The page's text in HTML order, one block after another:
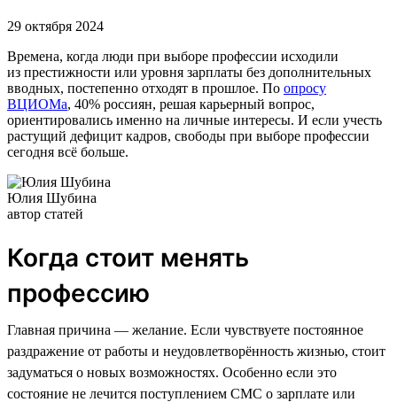
29 октября 2024
Времена, когда люди при выборе профессии исходили
из престижности или уровня зарплаты без дополнительных
вводных, постепенно отходят в прошлое. По опросу
ВЦИОМа, 40% россиян, решая карьерный вопрос,
ориентировались именно на личные интересы. И если учесть
растущий дефицит кадров, свободы при выборе профессии
сегодня всё больше.
Юлия Шубина
автор статей
Когда стоит менять
профессию
Главная причина — желание. Если чувствуете постоянное
раздражение от работы и неудовлетворённость жизнью, стоит
задуматься о новых возможностях. Особенно если это
состояние не лечится поступлением СМС о зарплате или